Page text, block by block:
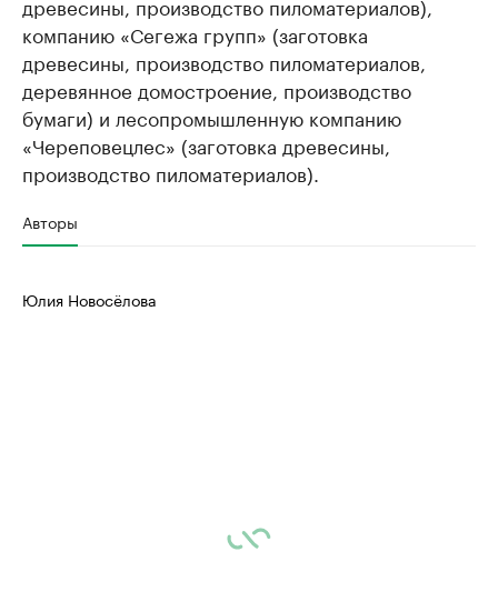
компанию «Сегежа групп» (заготовка
древесины, производство пиломатериалов,
деревянное домостроение, производство
бумаги) и лесопромышленную компанию
«Череповецлес» (заготовка древесины,
производство пиломатериалов).
Авторы
Юлия Новосёлова